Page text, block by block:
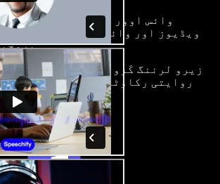
وائس اوور بنائیں، رائلٹی
ویڈیوز اور وائس کلون شامل کر کے
زیرو لرننگ کَرو اور سب کچھ براؤزر
روایتی رکاوٹیں توڑ کر اپنے